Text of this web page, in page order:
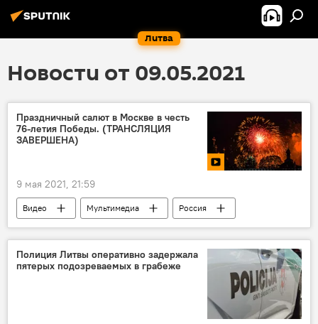
Литва
Новости от 09.05.2021
Праздничный салют в Москве в честь
76-летия Победы. (ТРАНСЛЯЦИЯ
ЗАВЕРШЕНА)
9 мая 2021, 21:59
Видео Мультимедиа
Россия
салют
Полиция Литвы оперативно задержала
пятерых подозреваемых в грабеже